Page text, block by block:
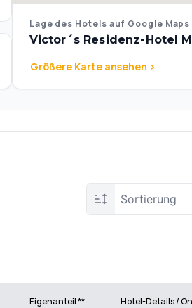
Lage des Hotels auf Google Maps
Victor´s Residenz-Hotel
Größere Karte ansehen >
Sortierung
Eigenanteil ** Hotel-Details /